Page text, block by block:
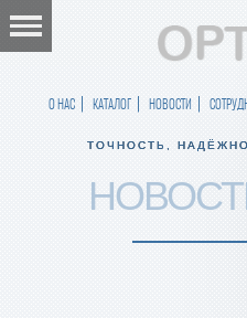
О НАС КАТАЛОГ НОВОСТИ
ТОЧНОСТЬ,